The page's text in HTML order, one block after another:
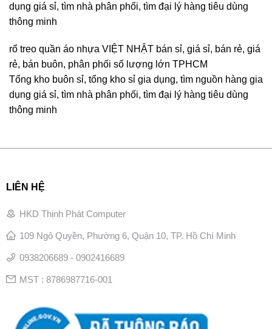
dụng giá sỉ, tìm nhà phân phối, tìm đại lý hàng tiêu dùng
thông minh
rổ treo quần áo nhựa VIỆT NHẬT bán sỉ, giá sỉ, bán rẻ, giá
rẻ, bán buôn, phân phối số lượng lớn TPHCM
Tổng kho buôn sỉ, tổng kho sỉ gia dụng, tìm nguồn hàng gia
dụng giá sỉ, tìm nhà phân phối, tìm đại lý hàng tiêu dùng
thông minh
LIÊN HỆ
HKD Thịnh Phát Computer
109 Ngô Quyền, Phường 6, Quận 10, TP. Hồ Chí Minh
0938206689 - 0902416689
MST : 8786987716-001